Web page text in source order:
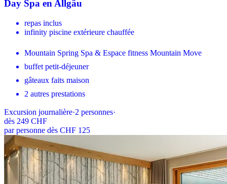
Day Spa en Allgäu
repas inclus
infinity piscine extérieure chauffée
Mountain Spring Spa & Espace fitness Mountain Move
buffet petit-déjeuner
gâteaux faits maison
2 autres prestations
Excursion journalière·2 personnes·
dès 249 CHF
par personne dès CHF 125